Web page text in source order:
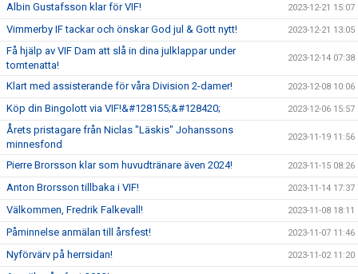
Albin Gustafsson klar för VIF! 2023-12-21 15:07
Vimmerby IF tackar och önskar God jul & Gott nytt! 2023-12-21 13:05
Få hjälp av VIF Dam att slå in dina julklappar under
tomtenatta!
2023-12-14 07:38
Klart med assisterande för våra Division 2-damer! 2023-12-08 10:06
Köp din Bingolott via VIF!&#128155;&#128420; 2023-12-06 15:57
Årets pristagare från Niclas "Läskis" Johanssons
minnesfond
2023-11-19 11:56
Pierre Brorsson klar som huvudtränare även 2024! 2023-11-15 08:26
Anton Brorsson tillbaka i VIF! 2023-11-14 17:37
Välkommen, Fredrik Falkevall! 2023-11-08 18:11
Påminnelse anmälan till årsfest! 2023-11-07 11:46
Nyförvärv på herrsidan! 2023-11-02 11:20